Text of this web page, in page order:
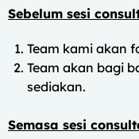
Sebelum sesi
Team kami akan
Team akan bagi
sediakan.
Semasa sesi